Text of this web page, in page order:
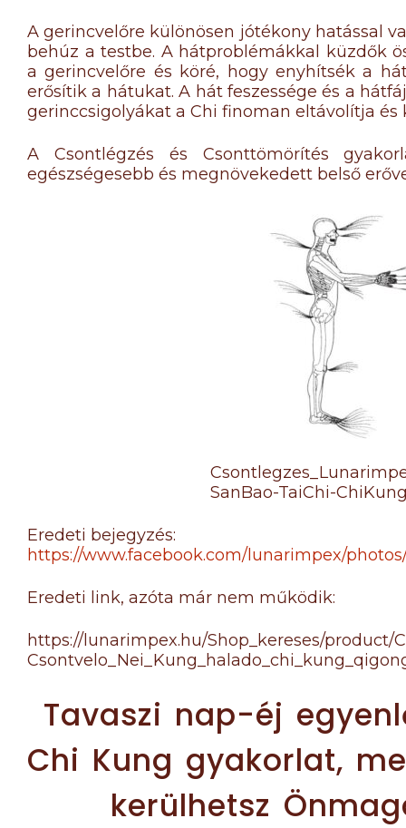
A gerincvelőre különösen jótékony hatással
behúz a testbe. A hátproblémákkal küzdők
a gerincvelőre és köré, hogy enyhítsék a
erősítik a hátukat. A hát feszessége és a
gerinccsigolyákat a Chi finoman eltávolítja és
A Csontlégzés és Csonttömörítés
egészségesebb és megnövekedett belső
SanBao-TaiChi-
Eredeti bejegyzés:
https://www.facebook.com/lunarimpex/photos/
Eredeti link, azóta már nem működik:
https://lunarimpex.hu/Shop_kereses/product/
Tavaszi nap-éj
Chi Kung gyakorlat,
kerülhetsz